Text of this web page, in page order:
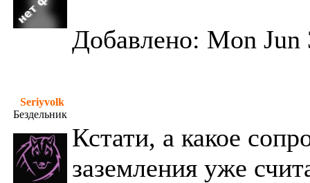
Добавлено: Mon Jun
Seriyvolk
Бездельник
Кстати, а какое
заземления уже